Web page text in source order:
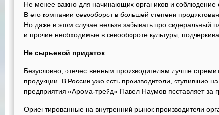
Не менее важно для начинающих органиков и соблюдение
В его компании севооборот в большей степени
Но даже в этом случае нельзя забывать про сидеральный
и прочие необходимые в севообороте культуры,
Не сырьевой придаток
Безусловно, отечественным производителям лучше
продукции. В России уже есть производители, ступившие
предприятия «Арома-трейд» Павел Наумов поставляет за
Ориентированные на внутренний рынок производители